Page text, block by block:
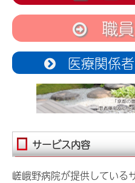
職
医療関係
サービス内容
嵯峨野病院が提供している